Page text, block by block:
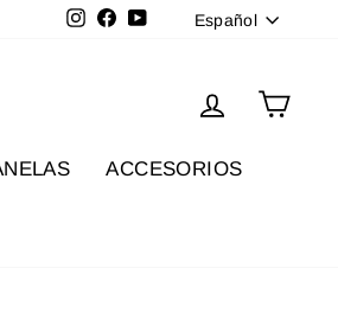
Instagram
Facebook
YouTubeIdioma
Español
Ingresar
ACCESORIOS